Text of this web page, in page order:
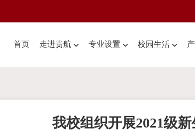
首页 走进贵航 专业设置 校园生活
我校组织开展2021级